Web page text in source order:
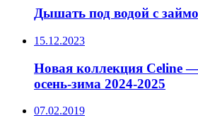
Дышать под водой с
15.12.2023
Новая коллекция Celine
осень-зима 2024-2025
07.02.2019